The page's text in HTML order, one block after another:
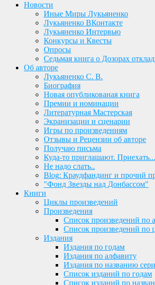
содержимому
Новости
Иные Миры Лукьяненко
Лукьяненко ВКонтакте
Лукьяненко Интервью
Конкурсы и Квесты
Опросы
Седьмая книга о Дозорах
Об авторе
Лукьяненко С. В.
Биография
Новая опубликованая книга
Премии и номинации
Литературная Мастерская
Экранизации и сценарии
Игры по произведениям
Отзывы и Рецензии об авторе
Получаю письма
Куда-то приглашают. Приехать...
Не надо слать..
Blog: Краудфандинг и прочий
"Фонд Звезды над Донбассом"
Книги
Циклы произведений
Произведения
Список произведений по
Список произведений по
Издания
Издания по годам
Издания по алфавиту
Издания по названию
Список изданий по годам
Список изданий по